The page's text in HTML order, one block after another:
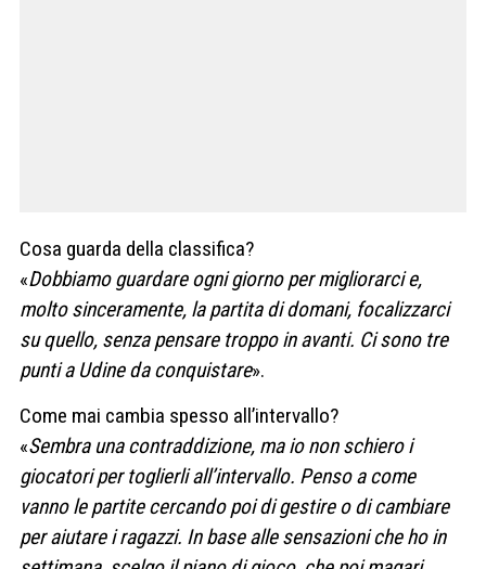
Cosa guarda della classifica?
«Dobbiamo guardare ogni giorno per migliorarci e,
molto sinceramente, la partita di domani, focalizzarci
su quello, senza pensare troppo in avanti. Ci sono tre
punti a Udine da conquistare».
Come mai cambia spesso all’intervallo?
«Sembra una contraddizione, ma io non schiero i
giocatori per toglierli all’intervallo. Penso a come
vanno le partite cercando poi di gestire o di cambiare
per aiutare i ragazzi. In base alle sensazioni che ho in